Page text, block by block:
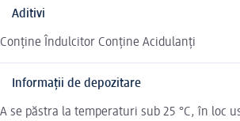
Aditivi
Conține Îndulcitor Conține Acidulanți
Informații de depozitare
A se păstra la temperaturi sub 25 °C, în loc